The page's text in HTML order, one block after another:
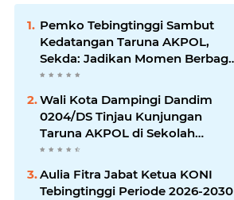
Pemko Tebingtinggi Sambut
Kedatangan Taruna AKPOL,
Sekda: Jadikan Momen Berbagi
Ilmu
Wali Kota Dampingi Dandim
0204/DS Tinjau Kunjungan
Taruna AKPOL di Sekolah
Rakyat Tebingtinggi
Aulia Fitra Jabat Ketua KONI
Tebingtinggi Periode 2026-2030